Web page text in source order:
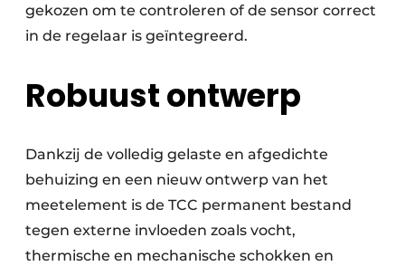
gekozen om te controleren of de sensor correct
in de regelaar is geïntegreerd.
Robuust ontwerp
Dankzij de volledig gelaste en afgedichte
behuizing en een nieuw ontwerp van het
meetelement is de TCC permanent bestand
tegen externe invloeden zoals vocht,
thermische en mechanische schokken en